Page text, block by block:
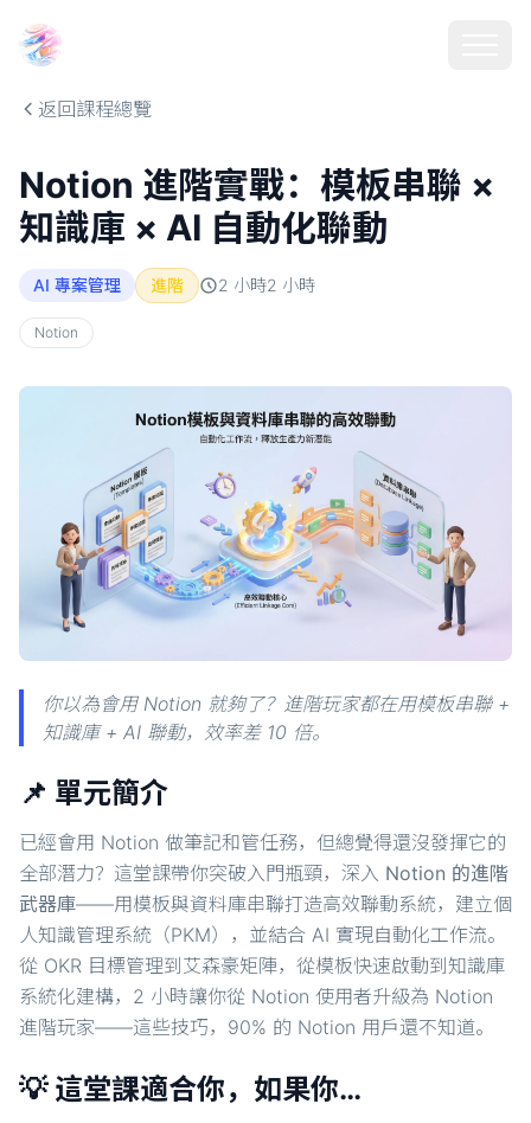
返回課程總覽
Notion 進階實戰：模板串聯 ×
知識庫 × AI 自動化聯動
AI 專案管理 進階 2 小時2 小時
Notion
你以為會用 Notion 就夠了？進階玩家都在用模板串聯 +
知識庫 + AI 聯動，效率差 10 倍。
📌 單元簡介
已經會用 Notion 做筆記和管任務，但總覺得還沒發揮它的
全部潛力？這堂課帶你突破入門瓶頸，深入 Notion 的進階
武器庫——用模板與資料庫串聯打造高效聯動系統，建立個
人知識管理系統（PKM），並結合 AI 實現自動化工作流。
從 OKR 目標管理到艾森豪矩陣，從模板快速啟動到知識庫
系統化建構，2 小時讓你從 Notion 使用者升級為 Notion
進階玩家——這些技巧，90% 的 Notion 用戶還不知道。
💡 這堂課適合你，如果你…